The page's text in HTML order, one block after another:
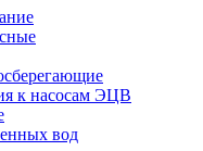
к насосам ЭЦВ
вод